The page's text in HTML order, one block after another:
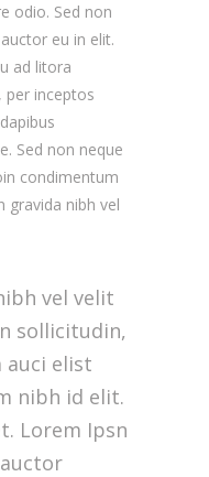
odio. Sed non
eu in elit.
ad litora
inceptos
Sed non neque
condimentum
gravida nibh vel
vel velit
sollicitudin,
auci elist
nibh id elit.
Lorem Ipsn